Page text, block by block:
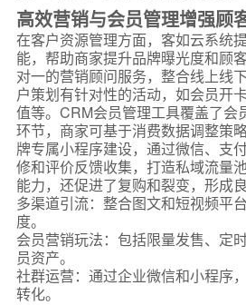
高效营销与会员管理增强顾
在客户资源管理方面，客如云系统
能，帮助商家提升品牌曝光度和顾
对一的营销顾问服务，整合线上线
户策划有针对性的活动，如会员开
值等。CRM会员管理工具覆盖了会
环节，商家可基于消费数据调整策
牌专属小程序建设，通过微信、支
修和评价反馈收集，打造私域流量
能力，还促进了复购和裂变，形成良
多渠道引流：整合图文和短视频平
度。
会员营销玩法：包括限量发售、定
员资产。
社群运营：通过企业微信和小程序
转化。